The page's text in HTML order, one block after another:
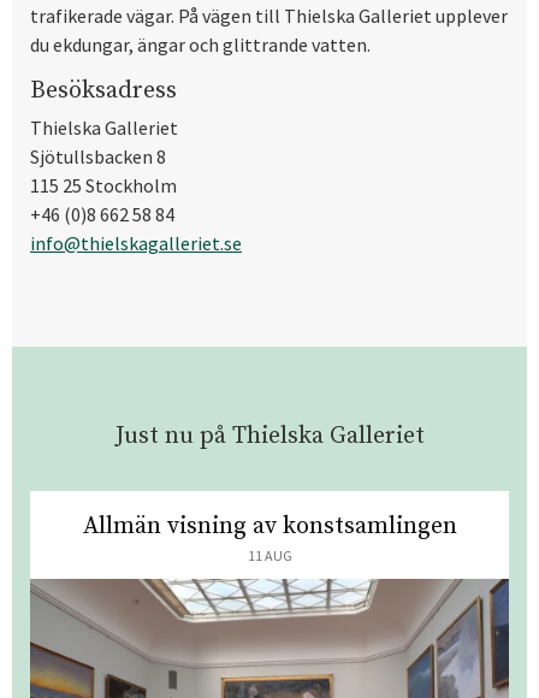
trafikerade vägar. På vägen till Thielska Galleriet upplever
du ekdungar, ängar och glittrande vatten.
Besöksadress
Thielska Galleriet
Sjötullsbacken 8
115 25 Stockholm
+46 (0)8 662 58 84
info@thielskagalleriet.se
Just nu på Thielska Galleriet
Allmän visning av konstsamlingen
11 AUG